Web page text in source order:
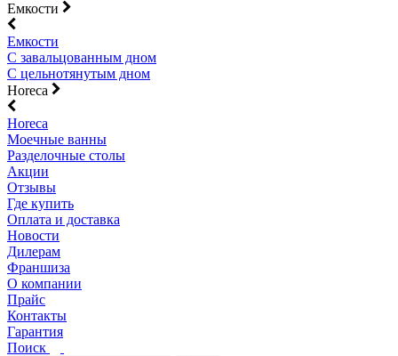
Емкости
Емкости
С завальцованным дном
С цельнотянутым дном
Horeca
Horeca
Моечные ванны
Разделочные столы
Акции
Отзывы
Где купить
Оплата и доставка
Новости
Дилерам
Франшиза
О компании
Прайс
Контакты
Гарантия
Поиск